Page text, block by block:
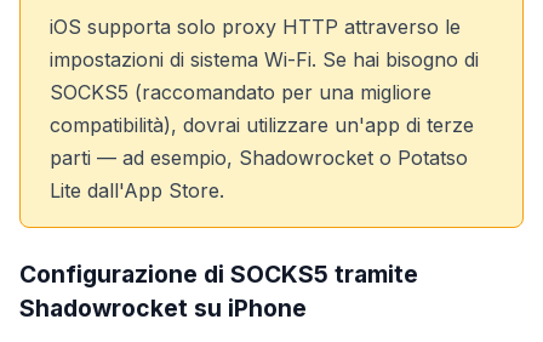
iOS supporta solo proxy HTTP attraverso le
impostazioni di sistema Wi-Fi. Se hai bisogno di
SOCKS5 (raccomandato per una migliore
compatibilità), dovrai utilizzare un'app di terze
parti — ad esempio, Shadowrocket o Potatso
Lite dall'App Store.
Configurazione di SOCKS5 tramite
Shadowrocket su iPhone